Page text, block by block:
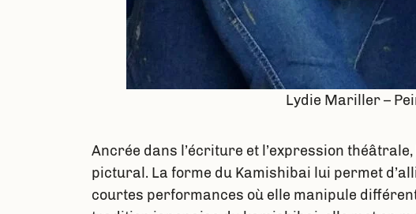
Lydie Mariller –
Ancrée dans l’écriture et l’expression
pictural. La forme du Kamishibai lui permet
courtes performances où elle manipule